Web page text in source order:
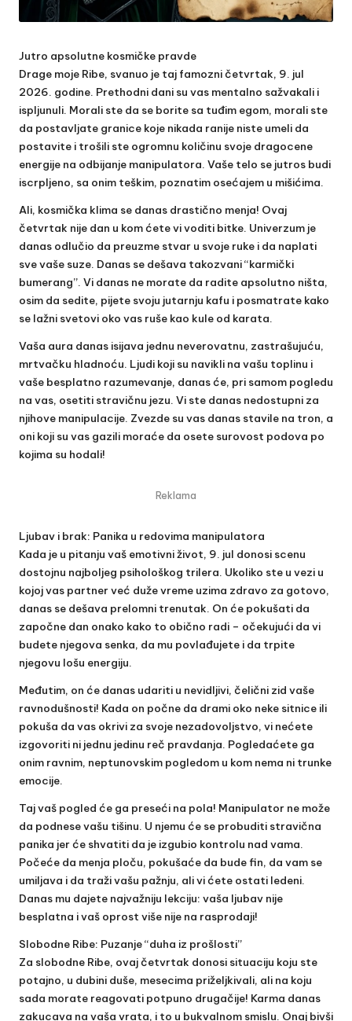
Jutro apsolutne kosmičke pravde
Drage moje Ribe, svanuo je taj famozni četvrtak, 9. jul
2026. godine. Prethodni dani su vas mentalno sažvakali i
ispljunuli. Morali ste da se borite sa tuđim egom, morali ste
da postavljate granice koje nikada ranije niste umeli da
postavite i trošili ste ogromnu količinu svoje dragocene
energije na odbijanje manipulatora. Vaše telo se jutros budi
iscrpljeno, sa onim teškim, poznatim osećajem u mišićima.
Ali, kosmička klima se danas drastično menja! Ovaj
četvrtak nije dan u kom ćete vi voditi bitke. Univerzum je
danas odlučio da preuzme stvar u svoje ruke i da naplati
sve vaše suze. Danas se dešava takozvani “karmički
bumerang”. Vi danas ne morate da radite apsolutno ništa,
osim da sedite, pijete svoju jutarnju kafu i posmatrate kako
se lažni svetovi oko vas ruše kao kule od karata.
Vaša aura danas isijava jednu neverovatnu, zastrašujuću,
mrtvačku hladnoću. Ljudi koji su navikli na vašu toplinu i
vaše besplatno razumevanje, danas će, pri samom pogledu
na vas, osetiti stravičnu jezu. Vi ste danas nedostupni za
njihove manipulacije. Zvezde su vas danas stavile na tron, a
oni koji su vas gazili moraće da osete surovost podova po
kojima su hodali!
Reklama
Ljubav i brak: Panika u redovima manipulatora
Kada je u pitanju vaš emotivni život, 9. jul donosi scenu
dostojnu najboljeg psihološkog trilera. Ukoliko ste u vezi u
kojoj vas partner već duže vreme uzima zdravo za gotovo,
danas se dešava prelomni trenutak. On će pokušati da
započne dan onako kako to obično radi – očekujući da vi
budete njegova senka, da mu povlađujete i da trpite
njegovu lošu energiju.
Međutim, on će danas udariti u nevidljivi, čelični zid vaše
ravnodušnosti! Kada on počne da drami oko neke sitnice ili
pokuša da vas okrivi za svoje nezadovoljstvo, vi nećete
izgovoriti ni jednu jedinu reč pravdanja. Pogledaćete ga
onim ravnim, neptunovskim pogledom u kom nema ni trunke
emocije.
Taj vaš pogled će ga preseći na pola! Manipulator ne može
da podnese vašu tišinu. U njemu će se probuditi stravična
panika jer će shvatiti da je izgubio kontrolu nad vama.
Počeće da menja ploču, pokušaće da bude fin, da vam se
umiljava i da traži vašu pažnju, ali vi ćete ostati ledeni.
Danas mu dajete najvažniju lekciju: vaša ljubav nije
besplatna i vaš oprost više nije na rasprodaji!
Slobodne Ribe: Puzanje “duha iz prošlosti”
Za slobodne Ribe, ovaj četvrtak donosi situaciju koju ste
potajno, u dubini duše, mesecima priželjkivali, ali na koju
sada morate reagovati potpuno drugačije! Karma danas
zakucava na vaša vrata, i to u bukvalnom smislu. Onaj bivši